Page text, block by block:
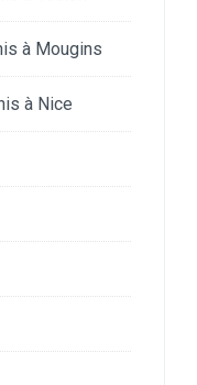
à Mougins
à Nice